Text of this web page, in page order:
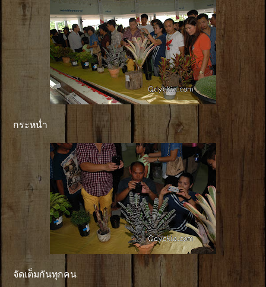
กระหน่ำ
จัดเต็มกันทุกคน